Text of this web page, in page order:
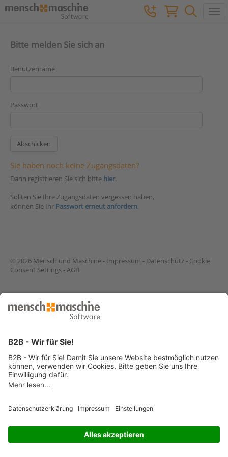
Bitte melden Sie sich an
Benutzername
Passwort
Sie haben noch keine Zugangsdaten?
Dann registrieren Sie sich bitte hier.
Sollten Sie Ihre Zugangsdaten vergessen haben,
können Sie Ihr Passwort erneut anfordern.
© 2026 Mensch und Maschine - Impressum - Datenschutz- Cookie
Consent Settings-AGB